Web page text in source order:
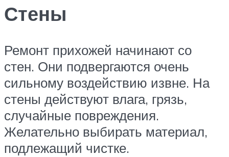
Стены
Ремонт прихожей начинают со
стен. Они подвергаются очень
сильному воздействию извне. На
стены действуют влага, грязь,
случайные повреждения.
Желательно выбирать материал,
подлежащий чистке.